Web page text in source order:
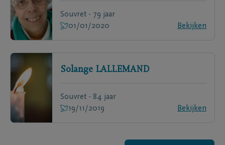
Souvret - 79 jaar
01/01/2020
Bekijken
Solange LALLEMAND
Souvret - 84 jaar
19/11/2019
Bekijken